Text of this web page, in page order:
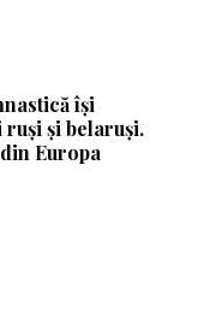
își
și belaruși.
Europa